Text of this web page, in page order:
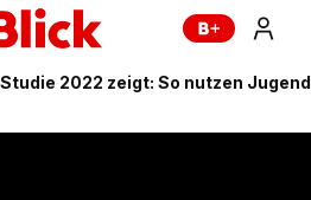
2022 zeigt: So nutzen